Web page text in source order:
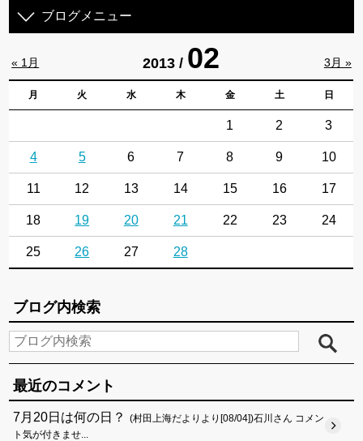
ブログメニュー
2013 / 02
月 火 水 木 金 土 日
1 2 3
4 5 6 7 8 9 10
11 12 13 14 15 16 17
18 19 20 21 22 23 24
25 26 27 28
« 1月 3月 »
ブログ内検索
最近のコメント
7月20日は何の日？
(村田上海だよりより[08/04])石川さん コメン
ト気が付きませ...